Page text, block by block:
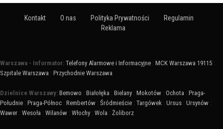
Kontakt O nas Polityka Prywatności
Regulamin
Reklama
Warszawa - Informator: Telefony Alarmowe i Informacyjne : MCK Warszawa 19115 :
Szpitale Warszawa : Przychodnie Warszawa
Dzielnice Warszawy: Bemowo : Białołęka : Bielany : Mokotów : Ochota : Praga-
Południe : Praga-Północ : Rembertów : Śródmieście : Targówek : Ursus : Ursynów :
Wawer : Wesoła : Wilanów : Włochy : Wola : Żoliborz